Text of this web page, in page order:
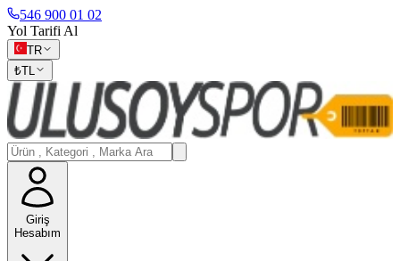
546 900 01 02
Yol Tarifi Al
TR
₺TL
Giriş
Hesabım